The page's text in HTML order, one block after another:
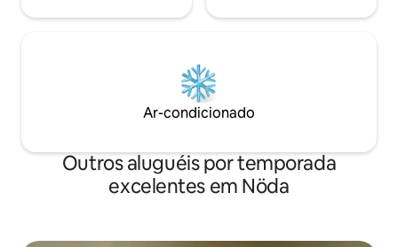
Ar-condicionado
Outros aluguéis por temporada
excelentes em Nöda